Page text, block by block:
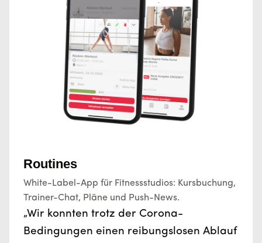
Routines
White-Label-App für Fitnessstudios: Kursbuchung,
Trainer-Chat, Pläne und Push-News.
„Wir konnten trotz der Corona-
Bedingungen einen reibungslosen Ablauf